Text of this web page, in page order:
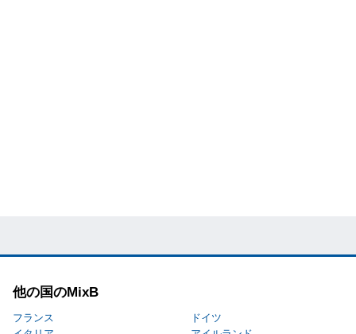
他の国のMixB
フランス
ドイツ